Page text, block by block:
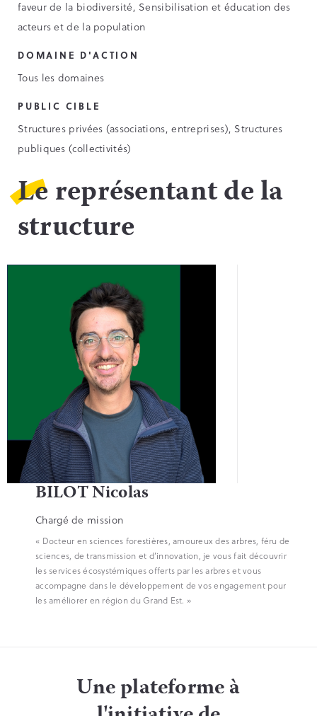
faveur de la biodiversité, Sensibilisation et éducation des
acteurs et de la population
DOMAINE D'ACTION
Tous les domaines
PUBLIC CIBLE
Structures privées (associations, entreprises), Structures
publiques (collectivités)
Le représentant de la
structure
BILOT Nicolas
Chargé de mission
« Docteur en sciences forestières, amoureux des arbres, féru de
sciences, de transmission et d’innovation, je vous fait découvrir
les services écosystémiques offerts par les arbres et vous
accompagne dans le développement de vos engagement pour
les améliorer en région du Grand Est. »
Une plateforme à